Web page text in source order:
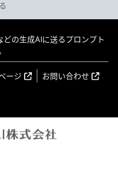
の生成AIに送るプロンプト
ージ
お問い合わせ